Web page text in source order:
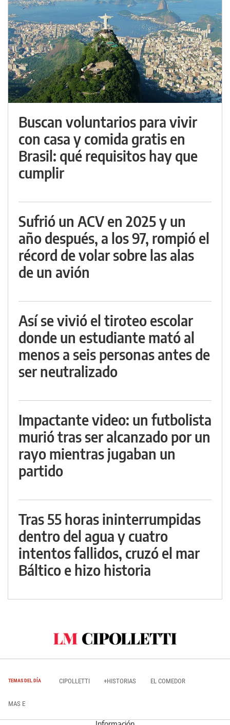
Buscan voluntarios para vivir
con casa y comida gratis en
Brasil: qué requisitos hay que
cumplir
Sufrió un ACV en 2025 y un
año después, a los 97, rompió el
récord de volar sobre las alas
de un avión
Así se vivió el tiroteo escolar
donde un estudiante mató al
menos a seis personas antes de
ser neutralizado
Impactante video: un futbolista
murió tras ser alcanzado por un
rayo mientras jugaban un
partido
Tras 55 horas ininterrumpidas
dentro del agua y cuatro
intentos fallidos, cruzó el mar
Báltico e hizo historia
TEMAS DEL DÍA CIPOLLETTI +HISTORIAS EL COMEDOR
MAS E